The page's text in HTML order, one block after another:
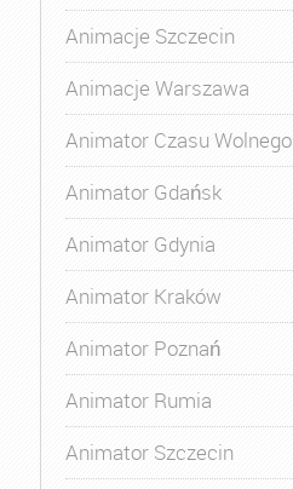
Animacje Szczecin
Animacje Warszawa
Animator Czasu Wolnego
Animator Gdańsk
Animator Gdynia
Animator Kraków
Animator Poznań
Animator Rumia
Animator Szczecin